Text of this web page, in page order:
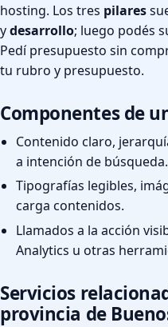
hosting. Los tres pilares
ydesarrollo; luego podés
Pedí presupuesto sin
tu rubro y presupuesto.
Componentes de
Contenido claro,
a intención de búsqueda.
Tipografías legibles,
carga contenidos.
Llamados a la acción
Analytics u otras
Servicios
provincia de